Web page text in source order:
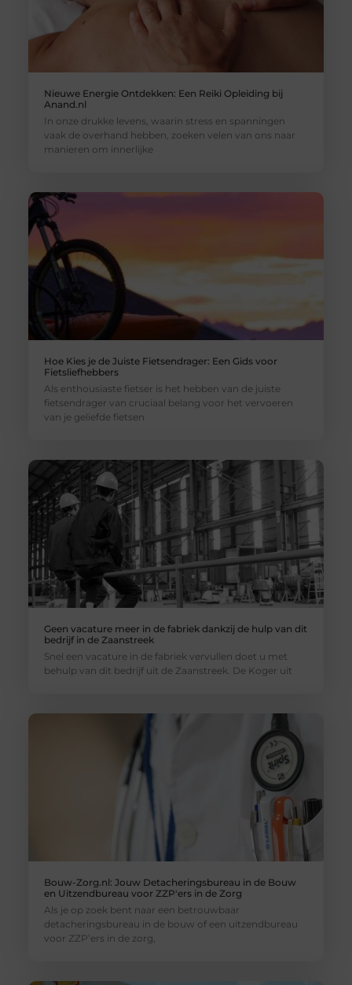
Nieuwe Energie Ontdekken: Een Reiki Opleiding bij
Anand.nl
In onze drukke levens, waarin stress en spanningen
vaak de overhand hebben, zoeken velen van ons naar
manieren om innerlijke
Hoe Kies je de Juiste Fietsendrager: Een Gids voor
Fietsliefhebbers
Als enthousiaste fietser is het hebben van de juiste
fietsendrager van cruciaal belang voor het vervoeren
van je geliefde fietsen
Geen vacature meer in de fabriek dankzij de hulp van dit
bedrijf in de Zaanstreek
Snel een vacature in de fabriek vervullen doet u met
behulp van dit bedrijf uit de Zaanstreek. De Koger uit
Bouw-Zorg.nl: Jouw Detacheringsbureau in de Bouw
en Uitzendbureau voor ZZP'ers in de Zorg
Als je op zoek bent naar een betrouwbaar
detacheringsbureau in de bouw of een uitzendbureau
voor ZZP’ers in de zorg,